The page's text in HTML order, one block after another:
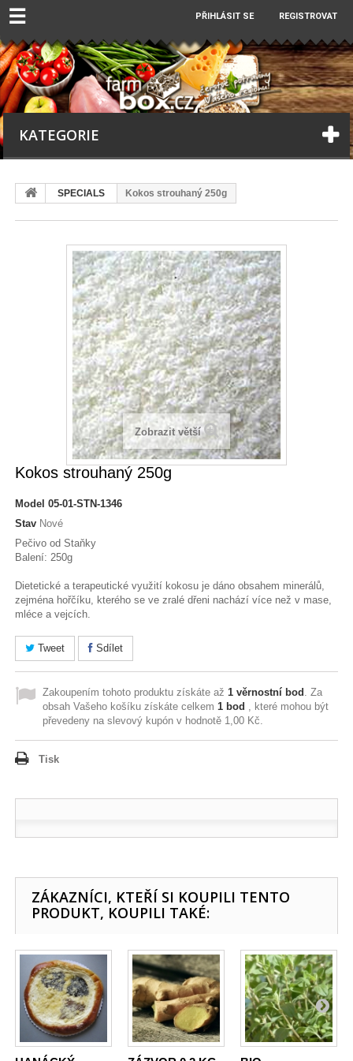
☰ PŘIHLÁSIT SE REGISTROVAT
KATEGORIE
SPECIALS Kokos strouhaný 250g
Zobrazit větší
Kokos strouhaný 250g
Model 05-01-STN-1346
Stav Nové
Pečivo od Staňky
Balení: 250g
Dietetické a terapeutické využití kokosu je dáno obsahem minerálů,
zejména hořčíku, kterého se ve zralé dřeni nachází více než v mase,
mléce a vejcích.
Tweet Sdílet
Zakoupením tohoto produktu získáte až 1 věrnostní bod . Za
obsah Vašeho košíku získáte celkem 1 bod , které mohou být
převedeny na slevový kupón v hodnotě 1,00 Kč
Tisk
ZÁKAZNÍCI, KTEŘÍ SI KOUPILI TENTO
PRODUKT, KOUPILI TAKÉ: